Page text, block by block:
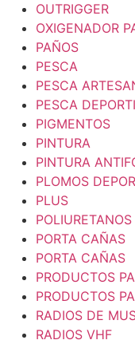
OUTRIGGER
OXIGENADOR
PAÑOS
PESCA
PESCA
PESCA
PIGMENTOS
PINTURA
PINTURA
PLOMOS
PLUS
POLIURETANOS
PORTA CAÑAS
PORTA CAÑAS
PRODUCTOS
PRODUCTOS
RADIOS DE
RADIOS VHF